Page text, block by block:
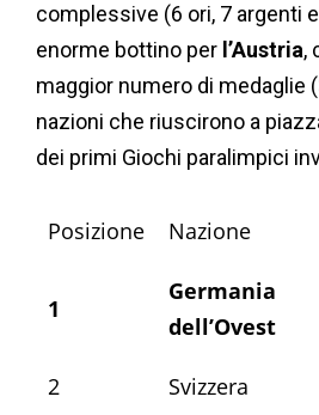
complessive (6 ori, 7 argenti
enorme bottino per l’Austria,
maggior numero di medaglie
nazioni che riuscirono a
dei primi Giochi paralimpici
Posizione Nazione
1
Germania
dell’Ovest
2 Svizzera